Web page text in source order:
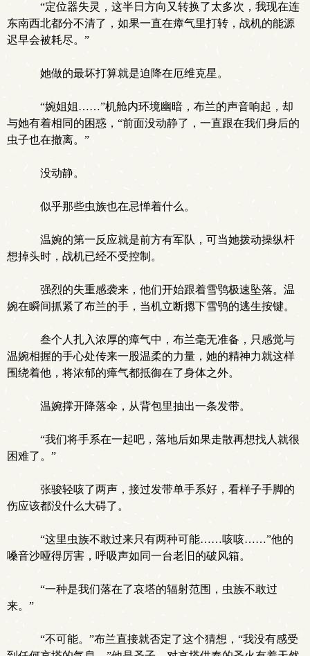
“定位器失灵，这半日方向又转换了太多次，我现在连
东南西北都分不清了，如果一直在瘴气里打转，战机的能源
迟早会被耗尽。”
她做的最坏打算就是迫降在厄维克星。
“婉姐姐……”机舱内环境幽暗，布兰的声音响起，却
与她有着相同的困惑，“前面没动静了，一直跟在我们身后的
虫子也在撤离。”
没动静。
似乎那些虫族也在忌惮着什么。
温婉的第一反应就是前方有军队，可当她拨动操纵杆
想掉头时，战机已经不受控制。
强烈的失重感袭来，他们开始跟着雪鸮极速坠落。温
婉在瞬间抓紧了布兰的手，当机立断摁下雪鸮的逃生按键。
叁个人扎入浓厚的瘴气中，布兰毫无准备，只感觉与
温婉相握的手心处传来一股温柔的力量，她的精神力就这样
围绕着他，将浓郁的瘴气都抵御在了身体之外。
温婉撑开降落伞，从背包里抽出一条发带。
“我们将手系在一起吧，落地后如果走散再想找人就很
困难了。”
张骏轻咳了两声，接过发带单手系好，看样子手脚的
伤应该都没什么大碍了。
“这里虫族不敢过来只有两种可能……咳咳……”他的
嗓音沙哑得厉害，呼吸声如同一台老旧的破风箱。
“一种是我们落在了哀塔的辐射范围，虫族不敢过
来。”
“不可能。”布兰直接就否定了这个猜想，“我没有感受